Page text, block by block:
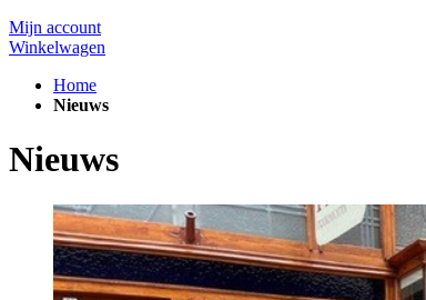
Mijn account
Winkelwagen
Home
Nieuws
Nieuws